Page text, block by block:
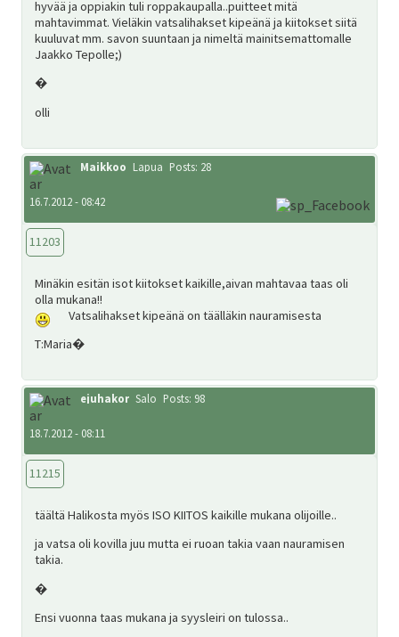
Jäsenyys
SV
EN
hyvää ja oppiakin tuli roppakaupalla..puitteet mitä
mahtavimmat. Vieläkin vatsalihakset kipeänä ja kiitokset siitä
kuuluvat mm. savon suuntaan ja nimeltä mainitsemattomalle
Jaakko Tepolle;)
�
olli
Maikkoo Lapua Posts: 28
16.7.2012 - 08:42
11203
Minäkin esitän isot kiitokset kaikille,aivan mahtavaa taas oli
olla mukana!!
Vatsalihakset kipeänä on täälläkin nauramisesta
T:Maria�
ejuhakor Salo Posts: 98
18.7.2012 - 08:11
11215
täältä Halikosta myös ISO KIITOS kaikille mukana olijoille..
ja vatsa oli kovilla juu mutta ei ruoan takia vaan nauramisen
takia.
�
Ensi vuonna taas mukana ja syysleiri on tulossa..